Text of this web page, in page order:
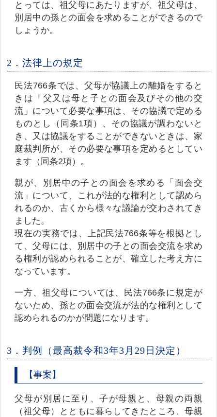
とっては、祖父母にあたりますが、祖父母は、
別居中の孫との面会を求めることができるので
しょうか。
2．法律上の規定
民法766条では、父母が協議上の離婚をすると
きは「父又は母と子との面会及びその他の交
流」について必要な事項は、その協議で定める
ものとし（同条1項）、その協議が調わないと
き、又は協議をすることができないときは、家
庭裁判所が、その必要な事項を定めるとしてい
ます（同条2項）。
親が、別居中の子との面会を求める「面会交
流」について、これが法的な権利として認めら
れるのか、古くから様々な議論が交わされてき
ました。
現在の実務では、上記民法766条等を根拠とし
て、父母には、別居中の子との面会交流を求め
る権利が認められることが、確立した考え方に
なっています。
一方、祖父母については、民法766条に規定が
ないため、孫との面会交流が法的な権利として
認められるのかが問題になります。
3．判例（最高裁令和3年3月29日決定）
【事案】
父母が別居に至り、子が母親と、母親の両親
（祖父母）とともに暮らしてきたところ、母親